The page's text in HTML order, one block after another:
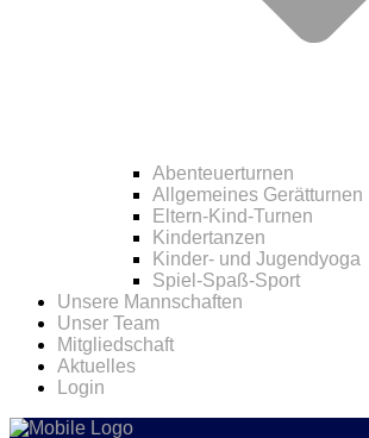
Abenteuerturnen
Allgemeines Gerätturnen
Eltern-Kind-Turnen
Kindertanzen
Kinder- und Jugendyoga
Spiel-Spaß-Sport
Unsere Mannschaften
Unser Team
Mitgliedschaft
Aktuelles
Login